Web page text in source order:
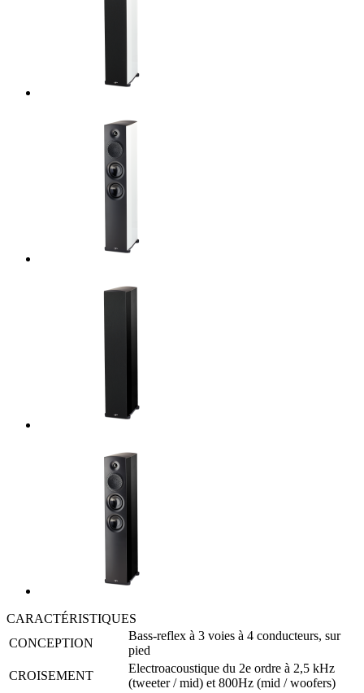
CARACTÉRISTIQUES
CONCEPTION
Bass-reflex à 3 voies à 4 conducteurs, sur
pied
CROISEMENT
Electroacoustique du 2e ordre à 2,5 kHz
(tweeter / mid) et 800Hz (mid / woofers)